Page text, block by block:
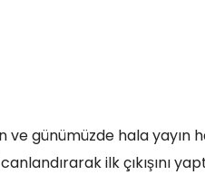
ve günümüzde hala
ilk çıkışını